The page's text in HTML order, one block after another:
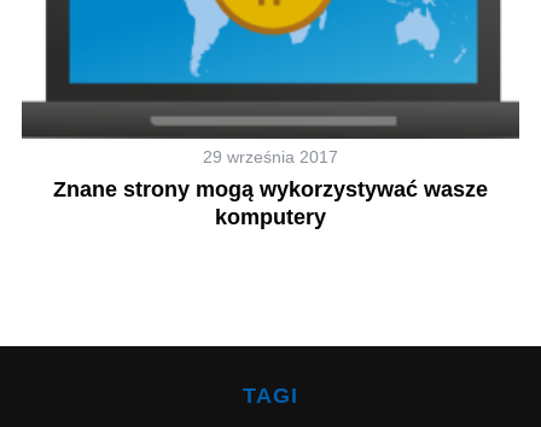
29 września 2017
Znane strony mogą wykorzystywać wasze
komputery
TAGI